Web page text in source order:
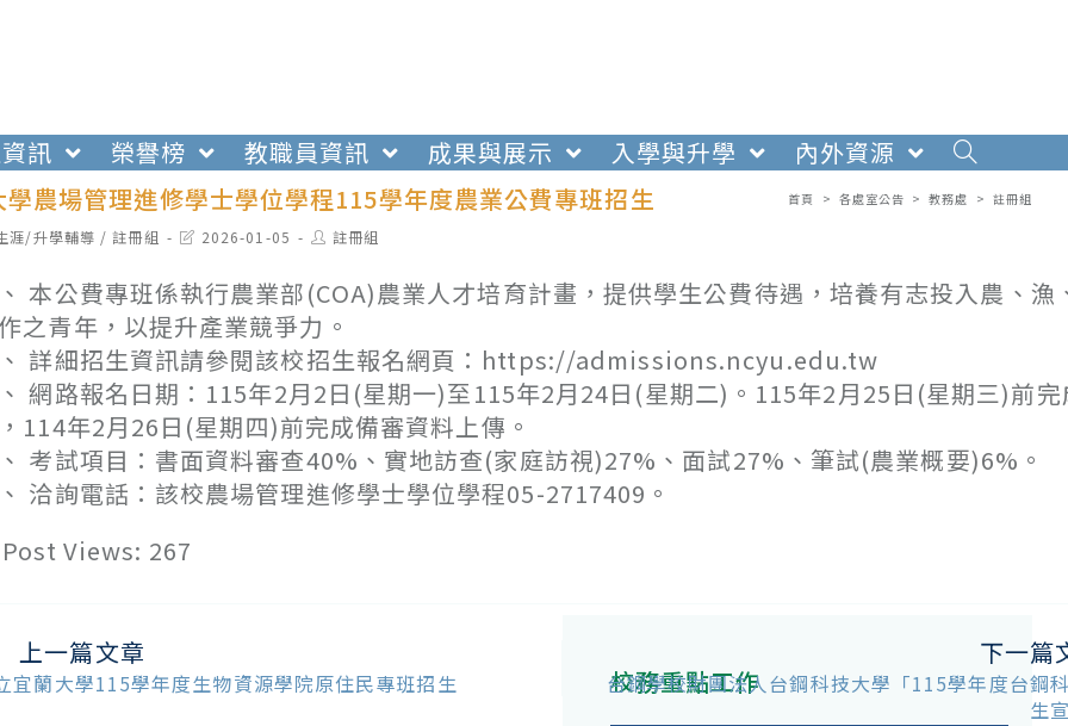
訊 榮譽榜 教職員資訊 成果與展示 入學與升學
內外資源
農場管理進修學士學位學程115學年度農業公費專班招生
首頁 > 各處室公告 > 教務處 > 註冊組
涯/升學輔導 / 註冊組
Post2026-01-05
Post註冊組
本公費專班係執行農業部(COA)農業人才培育計畫，提供學生公費待遇，培養有志投入農、漁
之青年，以提升產業競爭力。
詳細招生資訊請參閱該校招生報名網頁：https://admissions.ncyu.edu.tw
網路報名日期：115年2月2日(星期一)至115年2月24日(星期二)。115年2月25日(星期三)前
114年2月26日(星期四)前完成備審資料上傳。
考試項目：書面資料審查40%、實地訪查(家庭訪視)27%、面試27%、筆試(農業概要)6%。
洽詢電話：該校農場管理進修學士學位學程05-2717409。
Post Views: 267
上一篇文章
宜蘭大學115學年度生物資源學院原住民專班招生
下一篇
台鋼學校財團法人台鋼科技大學「115學年度台鋼
生
校務重點工作